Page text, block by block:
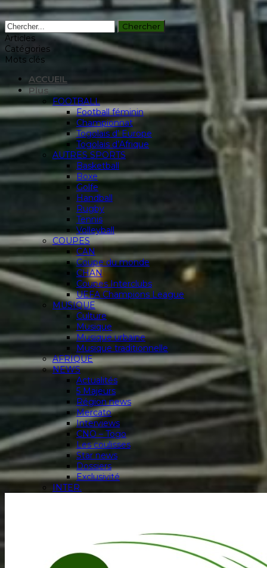
Articles
Catégories
Mots clés
ACCUEIL
Plus
FOOTBALL
Football féminin
Championnat
Togolais d’ Europe
Togolais d’Afrique
AUTRES SPORTS
Basketball
Boxe
Golfe
Handball
Rugby
Tennis
Volleyball
COUPES
CAN
Coupe du monde
CHAN
Coupes Interclubs
UEFA Champions League
MUSIQUE
Culture
Musique
Musique urbaine
Musique traditionnelle
AFRIQUE
NEWS
Actualités
5 Majeurs
Région news
Mercato
Interviews
CNO – Togo
Les coulisses
Star news
Dossiers
Exclusivité
INTER.